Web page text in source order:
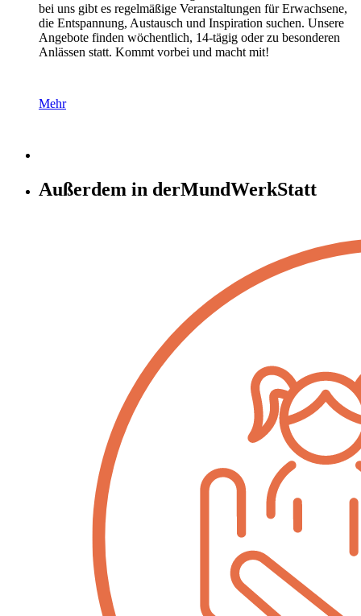
bei uns gibt es regelmäßige Veranstaltungen für Erwachsene,
die Entspannung, Austausch und Inspiration suchen. Unsere
Angebote finden wöchentlich, 14-tägig oder zu besonderen
Anlässen statt. Kommt vorbei und macht mit!
Mehr
Außerdem in derMundWerkStatt